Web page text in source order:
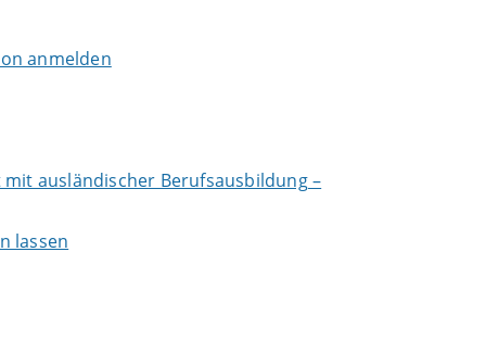
anmelden
ausländischer Berufsausbildung –
lassen